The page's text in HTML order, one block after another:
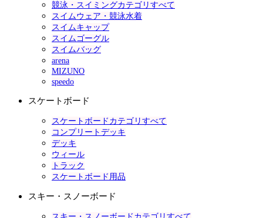
競泳・スイミングカテゴリすべて
スイムウェア・競泳水着
スイムキャップ
スイムゴーグル
スイムバッグ
arena
MIZUNO
speedo
スケートボード
スケートボードカテゴリすべて
コンプリートデッキ
デッキ
ウィール
トラック
スケートボード用品
スキー・スノーボード